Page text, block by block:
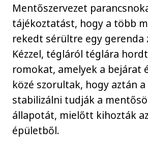
Mentőszervezet
tájékoztatást, hogy a több
rekedt sérültre egy gerenda
Kézzel, tégláról téglára
romokat, amelyek a bejárat
közé szorultak, hogy aztán
stabilizálni tudják a
állapotát, mielőtt kihozták
épületből.